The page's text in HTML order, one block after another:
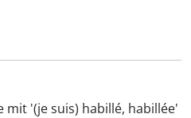
mit '(je suis) habillé, habillée'